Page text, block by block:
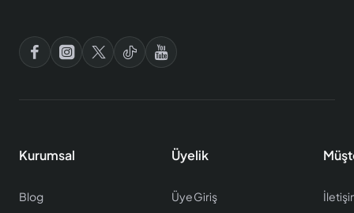
Kurumsal
Blog
Üyelik
Üye Giriş